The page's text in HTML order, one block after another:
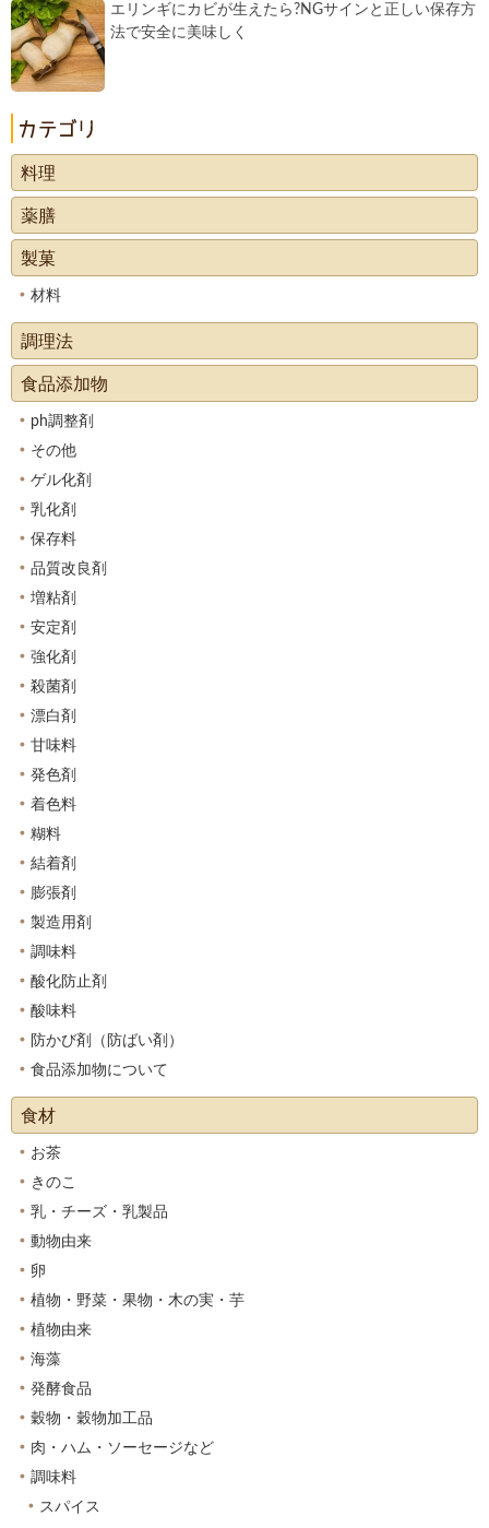
エリンギにカビが生えたら?NGサインと正しい保存方
法で安全に美味しく
料理
薬膳
製菓
材料
調理法
食品添加物
ph調整剤
その他
ゲル化剤
乳化剤
保存料
品質改良剤
増粘剤
安定剤
強化剤
殺菌剤
漂白剤
甘味料
発色剤
着色料
糊料
結着剤
膨張剤
製造用剤
調味料
酸化防止剤
酸味料
防かび剤（防ばい剤）
食品添加物について
食材
お茶
きのこ
乳・チーズ・乳製品
動物由来
卵
植物・野菜・果物・木の実・芋
植物由来
海藻
発酵食品
穀物・穀物加工品
肉・ハム・ソーセージなど
調味料
スパイス